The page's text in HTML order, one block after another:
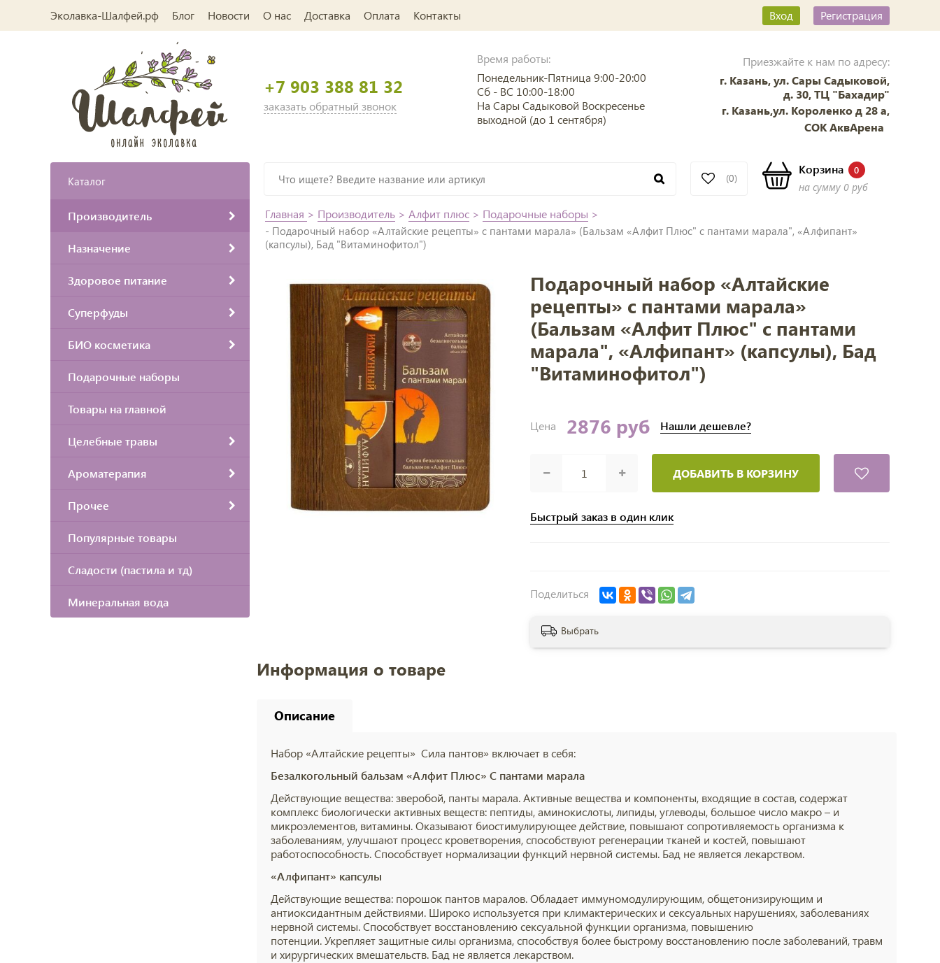
Эколавка-Шалфей.рф Блог Новости О нас Доставка Оплата Контакты Вход Регистрация
+7 903 388 81 32
заказать обратный звонок
Время работы:
Понедельник-Пятница 9:00-20:00
Сб - ВС 10:00-18:00
На Сары Садыковой Воскресенье
выходной (до 1 сентября)
Приезжайте к нам по адресу:
г. Казань, ул. Сары Садыковой,
д. 30, ТЦ "Бахадир"
г. Казань,ул. Короленко д 28 а,
СОК АквАрена
(0)
Корзина 0
на сумму 0 руб
Каталог
Производитель
Назначение
Здоровое питание
Суперфуды
БИО косметика
Подарочные наборы
Товары на главной
Целебные травы
Ароматерапия
Прочее
Популярные товары
Сладости (пастила и тд)
Минеральная вода
Главная > Производитель > Алфит плюс > Подарочные наборы >
- Подарочный набор «Алтайские рецепты» с пантами марала» (Бальзам «Алфит Плюс" с пантами марала", «Алфипант»
(капсулы), Бад "Витаминофитол")
Подарочный набор «Алтайские
рецепты» с пантами марала»
(Бальзам «Алфит Плюс" с пантами
марала", «Алфипант» (капсулы), Бад
"Витаминофитол")
Цена 2876 руб Нашли дешевле?
ДОБАВИТЬ В КОРЗИНУ
Быстрый заказ в один клик
Поделиться
Выбрать
Информация о товаре
Описание
Набор «Алтайские рецепты» Сила пантов» включает в себя:
Безалкогольный бальзам «Алфит Плюс» С пантами марала
Действующие вещества: зверобой, панты марала. Активные вещества и компоненты, входящие в состав, содержат
комплекс биологически активных веществ: пептиды, аминокислоты, липиды, углеводы, большое число макро – и
микроэлементов, витамины. Оказывают биостимулирующее действие, повышают сопротивляемость организма к
заболеваниям, улучшают процесс кроветворения, способствуют регенерации тканей и костей, повышают
работоспособность. Способствует нормализации функций нервной системы. Бад не является лекарством.
«Алфипант» капсулы
Действующие вещества: порошок пантов маралов. Обладает иммуномодулирующим, общетонизирующим и
антиоксидантным действиями. Широко используется при климактерических и сексуальных нарушениях, заболеваниях
нервной системы. Способствует восстановлению сексуальной функции организма, повышению
потенции. Укрепляет защитные силы организма, способствуя более быстрому восстановлению после заболеваний, травм
и хирургических вмешательств. Бад не является лекарством.